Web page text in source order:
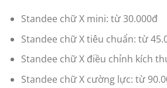
Standee chữ X mini: từ 30.000đ
Standee chữ X tiêu chuẩn: từ
Standee chữ X điều chỉnh kích
Standee chữ X cường lực: từ